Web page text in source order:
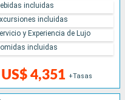
US$ 4,351 +Tasas
incluidas
incluidas
y Experiencia de Lujo
incluidas